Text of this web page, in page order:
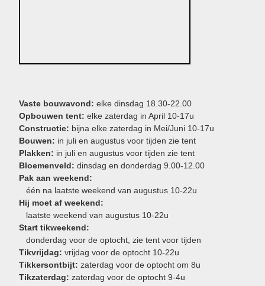
Vaste bouwavond: elke dinsdag 18.30-22.00
Opbouwen tent: elke zaterdag in April 10-17u
Constructie: bijna elke zaterdag in Mei/Juni 10-17u
Bouwen: in juli en augustus voor tijden zie tent
Plakken: in juli en augustus voor tijden zie tent
Bloemenveld: dinsdag en donderdag 9.00-12.00
Pak aan weekend:
één na laatste weekend van augustus 10-22u
Hij moet af weekend:
laatste weekend van augustus 10-22u
Start tikweekend:
donderdag voor de optocht, zie tent voor tijden
Tikvrijdag: vrijdag voor de optocht 10-22u
Tikkersontbijt: zaterdag voor de optocht om 8u
Tikzaterdag: zaterdag voor de optocht 9-4u